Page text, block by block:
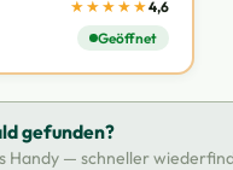
★★★★★4,6
Geöffnet
gefunden?
Handy — schneller